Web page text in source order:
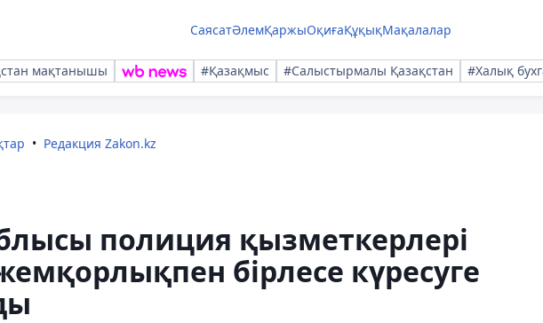
СаясатӘлемҚаржыОқиғаҚұқықМақалалар
мақтанышы #Қазақмыс #Салыстырмалы Қазақстан #Халық
Редакция Zakon.kz
полиция қызметкерлері
бірлесе күресуге